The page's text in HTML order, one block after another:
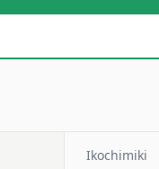
Ikochimiki